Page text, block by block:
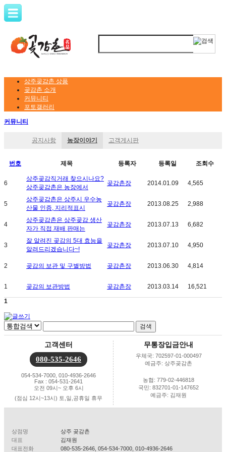
상주곶감촌 상품
곶감촌 소개
커뮤니티
포토갤러리
커뮤니티
공지사항 농장이야기 고객게시판
번호 제목 등록자 등록일 조회수
6
상주곶감직거래 찾으시나요?
상주곶감촌은 농장에서
곶감촌장 2014.01.09 4,565
5
상주곶감촌은 상주시 우수농
산물 인증, 지리적표시
곶감촌장 2013.08.25 2,988
4
상주곶감촌은 상주곶감 생산
자가 직접 재배 판매는
곶감촌장 2013.07.13 6,682
3
잘 알려진 곶감의 5대 효능을
알려드리겠습니다~!
곶감촌장 2013.07.10 4,950
2 곶감의 보관 및 구별방법 곶감촌장 2013.06.30 4,814
1 곶감의 보관방법 곶감촌장 2013.03.14 16,521
1
고객센터
080-535-2646
054-534-7000, 010-4936-2646
Fax : 054-531-2641
오전 09시~ 오후 6시
(점심 12시~13시) 토,일,공휴일 휴무
무통장입금안내
우체국: 702597-01-000497
예금주: 상주곶감촌
농협: 779-02-446818
국민: 832701-01-147652
예금주: 김재원
상점명
상주 곶감촌
대표
김재원
대표전화
080-535-2646, 054-534-7000, 010-4936-2646